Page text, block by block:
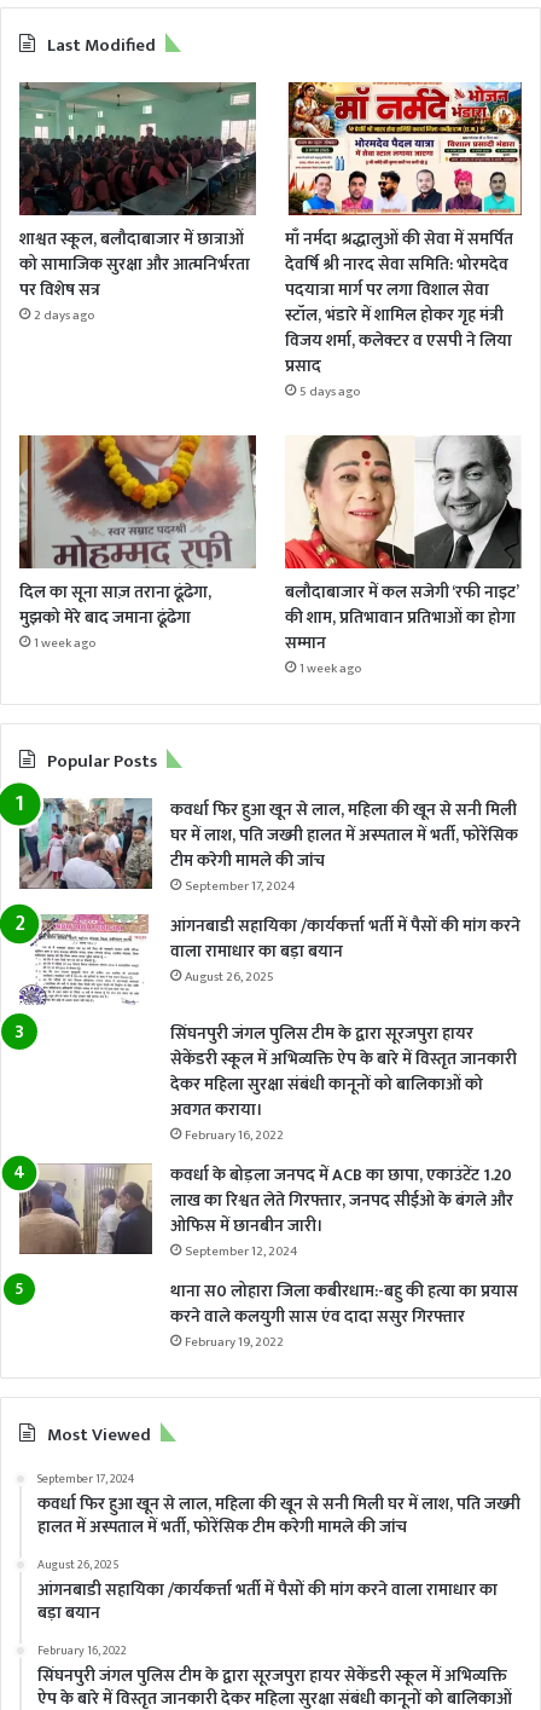
Last Modified
शाश्वत स्कूल, बलौदाबाजार में छात्राओं
को सामाजिक सुरक्षा और आत्मनिर्भरता
पर विशेष सत्र
2 days ago
माँ नर्मदा श्रद्धालुओं की सेवा में समर्पित
देवर्षि श्री नारद सेवा समिति: भोरमदेव
पदयात्रा मार्ग पर लगा विशाल सेवा
स्टॉल, भंडारे में शामिल होकर गृह मंत्री
विजय शर्मा, कलेक्टर व एसपी ने लिया
प्रसाद
5 days ago
दिल का सूना साज़ तराना ढूंढेगा,
मुझको मेरे बाद जमाना ढूंढेगा
1 week ago
बलौदाबाजार में कल सजेगी ‘रफी नाइट’
की शाम, प्रतिभावान प्रतिभाओं का होगा
सम्मान
1 week ago
Popular Posts
कवर्धा फिर हुआ खून से लाल, महिला की खून से सनी मिली
घर में लाश, पति जख्मी हालत में अस्पताल में भर्ती, फोरेंसिक
टीम करेगी मामले की जांच
September 17, 2024
आंगनबाडी सहायिका /कार्यकर्त्ता भर्ती में पैसों की मांग करने
वाला रामाधार का बड़ा बयान
August 26, 2025
सिंघनपुरी जंगल पुलिस टीम के द्वारा सूरजपुरा हायर
सेकेंडरी स्कूल में अभिव्यक्ति ऐप के बारे में विस्तृत जानकारी
देकर महिला सुरक्षा संबंधी कानूनों को बालिकाओं को
अवगत कराया।
February 16, 2022
कवर्धा के बोड़ला जनपद में ACB का छापा, एकाउंटेंट 1.20
लाख का रिश्वत लेते गिरफ्तार, जनपद सीईओ के बंगले और
ओफिस में छानबीन जारी।
September 12, 2024
थाना स0 लोहारा जिला कबीरधाम:-बहु की हत्या का प्रयास
करने वाले कलयुगी सास एंव दादा ससुर गिरफ्तार
February 19, 2022
Most Viewed
September 17, 2024
कवर्धा फिर हुआ खून से लाल, महिला की खून से सनी मिली घर में लाश, पति जख्मी
हालत में अस्पताल में भर्ती, फोरेंसिक टीम करेगी मामले की जांच
August 26, 2025
आंगनबाडी सहायिका /कार्यकर्त्ता भर्ती में पैसों की मांग करने वाला रामाधार का
बड़ा बयान
February 16, 2022
सिंघनपुरी जंगल पुलिस टीम के द्वारा सूरजपुरा हायर सेकेंडरी स्कूल में अभिव्यक्ति
ऐप के बारे में विस्तृत जानकारी देकर महिला सुरक्षा संबंधी कानूनों को बालिकाओं